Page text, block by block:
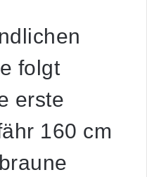
folgt
erste
160 cm